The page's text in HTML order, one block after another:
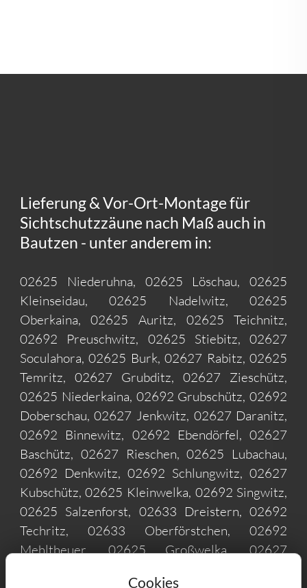
Lieferung & Vor-Ort-Montage für
Sichtschutzzäune nach Maß auch in
Bautzen - unter anderem in:
02625 Niederuhna, 02625 Löschau, 02625
Kleinseidau, 02625 Nadelwitz, 02625
Oberkaina, 02625 Auritz, 02625 Teichnitz,
02692 Preuschwitz, 02625 Stiebitz, 02627
Soculahora, 02625 Burk, 02627 Rabitz, 02625
Temritz, 02627 Grubditz, 02627 Zieschütz,
02625 Niederkaina, 02692 Grubschütz, 02692
Doberschau, 02627 Jenkwitz, 02627 Daranitz,
02692 Binnewitz, 02692 Ebendörfel, 02627
Baschütz, 02627 Rieschen, 02625 Lubachau,
02692 Denkwitz, 02692 Schlungwitz, 02627
Kubschütz, 02625 Kleinwelka, 02692 Singwitz,
02625 Salzenforst, 02633 Dreistern, 02692
Techritz, 02633 Oberförstchen, 02692
Mehltheuer, 02625 Großwelka, 02627
Cookies